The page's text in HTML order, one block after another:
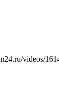
videos/